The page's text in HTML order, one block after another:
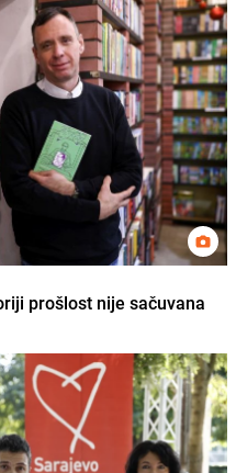
prošlost nije sačuvana